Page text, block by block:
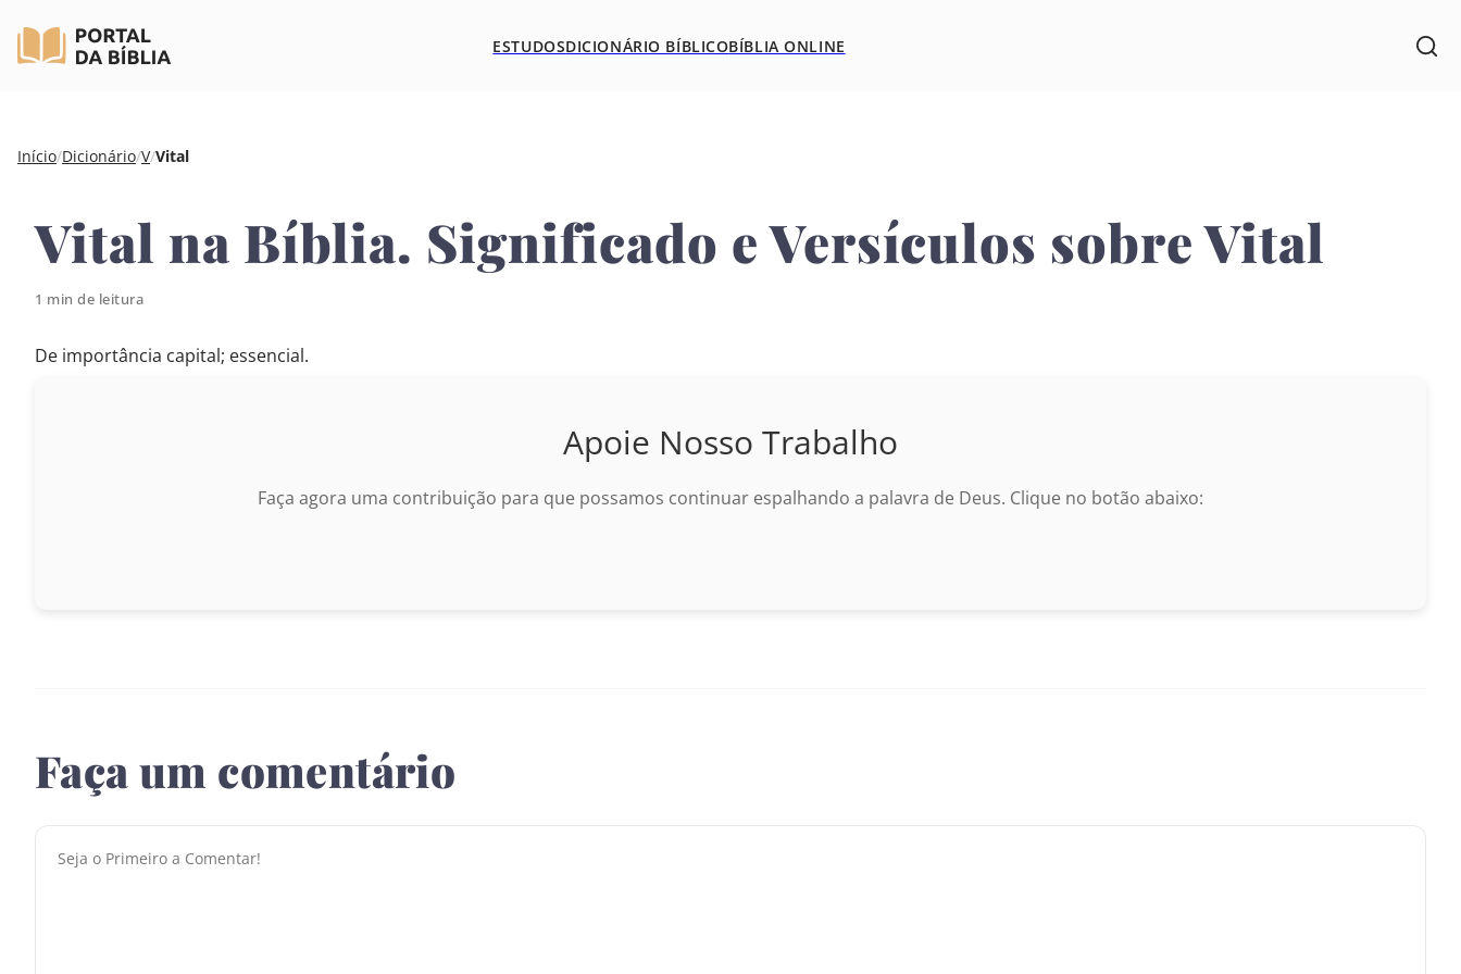
Pular
conteúdo
ESTUDOSDICIONÁRIO BÍBLICOBÍBLIA ONLINE
Início/Dicionário/V/Vital
Vital na Bíblia. Significado e Versículos sobre Vital
1 min de leitura
De importância capital; essencial.
Apoie Nosso Trabalho
Faça agora uma contribuição para que possamos continuar espalhando a palavra de Deus. Clique no botão abaixo:
Faça um comentário